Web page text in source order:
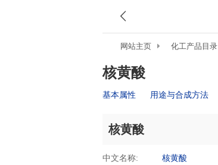
网站主页 化工产品目录
核黄酸
基本属性 用途与合成方法
核黄酸
中文名称:
核黄酸